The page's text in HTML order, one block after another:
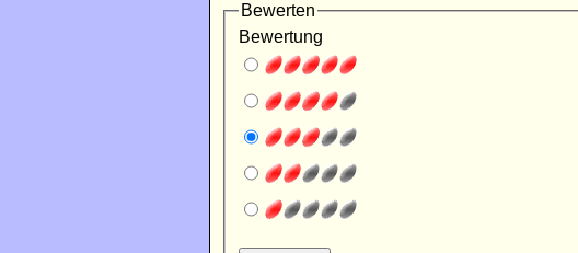
Bewerten
Bewertung